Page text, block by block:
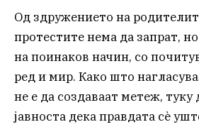
Од здружението на
протестите нема да запрат,
на поинаков начин, со
ред и мир. Како што
не е да создаваат метеж, туку
јавноста дека правдата сè